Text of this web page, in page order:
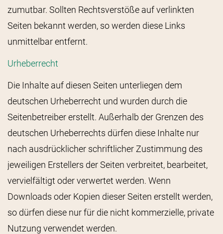
zumutbar. Sollten Rechtsverstöße auf verlinkten
Seiten bekannt werden, so werden diese Links
unmittelbar entfernt.
Urheberrecht
Die Inhalte auf diesen Seiten unterliegen dem
deutschen Urheberrecht und wurden durch die
Seitenbetreiber erstellt. Außerhalb der Grenzen des
deutschen Urheberrechts dürfen diese Inhalte nur
nach ausdrücklicher schriftlicher Zustimmung des
jeweiligen Erstellers der Seiten verbreitet, bearbeitet,
vervielfältigt oder verwertet werden. Wenn
Downloads oder Kopien dieser Seiten erstellt werden,
so dürfen diese nur für die nicht kommerzielle, private
Nutzung verwendet werden.